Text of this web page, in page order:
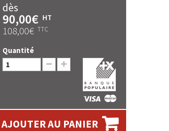
dès
90,00€ HT
108,00€ TTC
Quantité
AJOUTER AU PANIER